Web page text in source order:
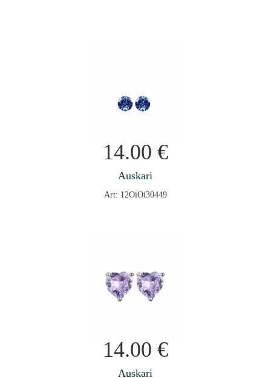
14.00 €
Auskari
Art: 12OiOi30449
14.00 €
Auskari